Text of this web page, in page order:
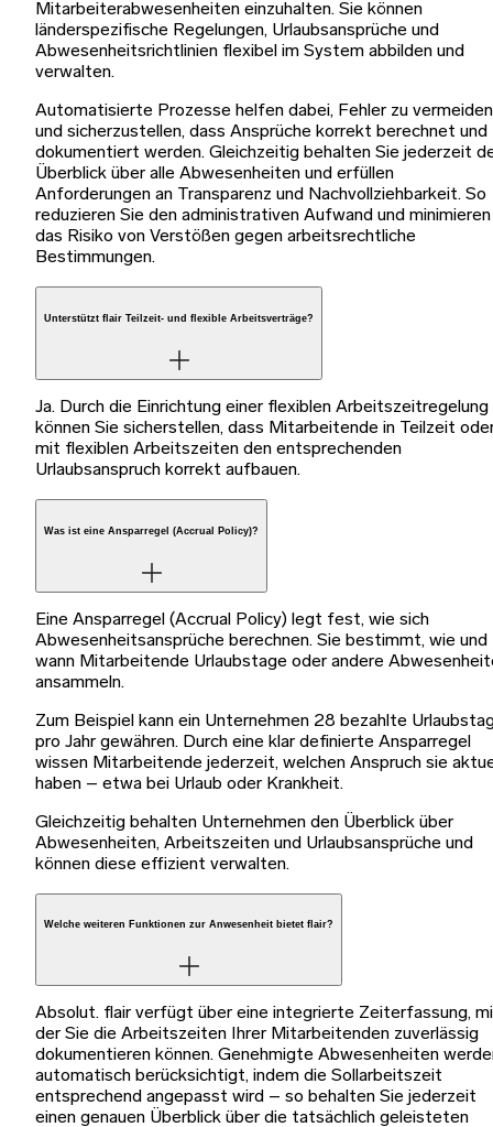
Mitarbeiterabwesenheiten einzuhalten. Sie können
länderspezifische Regelungen, Urlaubsansprüche und
Abwesenheitsrichtlinien flexibel im System abbilden und
verwalten.
Automatisierte Prozesse helfen dabei, Fehler zu vermeiden
und sicherzustellen, dass Ansprüche korrekt berechnet und
dokumentiert werden. Gleichzeitig behalten Sie jederzeit
Überblick über alle Abwesenheiten und erfüllen
Anforderungen an Transparenz und Nachvollziehbarkeit. So
reduzieren Sie den administrativen Aufwand und minimieren
das Risiko von Verstößen gegen arbeitsrechtliche
Bestimmungen.
Unterstützt flair Teilzeit- und flexible Arbeitsverträge?
Ja. Durch die Einrichtung einer flexiblen Arbeitszeitregelung
können Sie sicherstellen, dass Mitarbeitende in Teilzeit
mit flexiblen Arbeitszeiten den entsprechenden
Urlaubsanspruch korrekt aufbauen.
Was ist eine Ansparregel (Accrual Policy)?
Eine Ansparregel (Accrual Policy) legt fest, wie sich
Abwesenheitsansprüche berechnen. Sie bestimmt, wie und
wann Mitarbeitende Urlaubstage oder andere
ansammeln.
Zum Beispiel kann ein Unternehmen 28 bezahlte
pro Jahr gewähren. Durch eine klar definierte Ansparregel
wissen Mitarbeitende jederzeit, welchen Anspruch sie
haben – etwa bei Urlaub oder Krankheit.
Gleichzeitig behalten Unternehmen den Überblick über
Abwesenheiten, Arbeitszeiten und Urlaubsansprüche und
können diese effizient verwalten.
Welche weiteren Funktionen zur Anwesenheit bietet flair?
Absolut. flair verfügt über eine integrierte Zeiterfassung,
der Sie die Arbeitszeiten Ihrer Mitarbeitenden zuverlässig
dokumentieren können. Genehmigte Abwesenheiten
automatisch berücksichtigt, indem die Sollarbeitszeit
entsprechend angepasst wird – so behalten Sie jederzeit
einen genauen Überblick über die tatsächlich geleisteten